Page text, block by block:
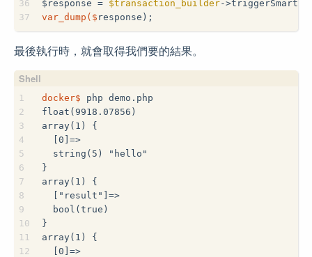
36
37
$ response = $transaction_builder-
var_dump($ response);
最後執行時，就會取得我們要的結果。
1
2
3
4
5
6
7
8
9
10
11
12
docker$ php demo.php
float(9918.07856)
array(1) {
  [0]=>
  string(5) "hello"
}
array(1) {
  ["result"]=>
  bool(true)
}
array(1) {
  [0]=>